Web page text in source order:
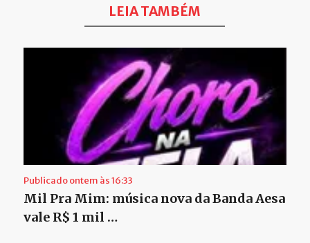
LEIA TAMBÉM
Publicado ontem às 16:33
Mil Pra Mim: música nova da Banda Aesa
vale R$ 1 mil …